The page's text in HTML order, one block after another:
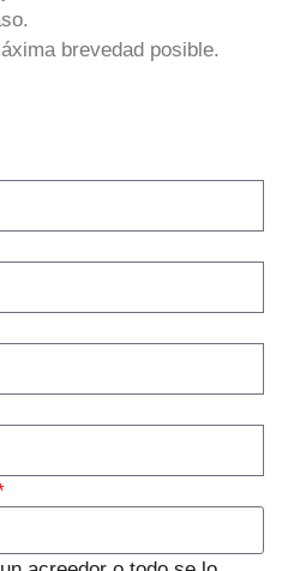
brevedad posible.